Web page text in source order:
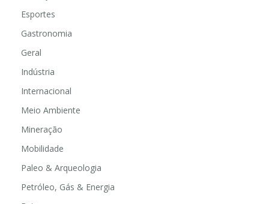
Esportes
Gastronomia
Geral
Indústria
Internacional
Meio Ambiente
Mineração
Mobilidade
Paleo & Arqueologia
Petróleo, Gás & Energia